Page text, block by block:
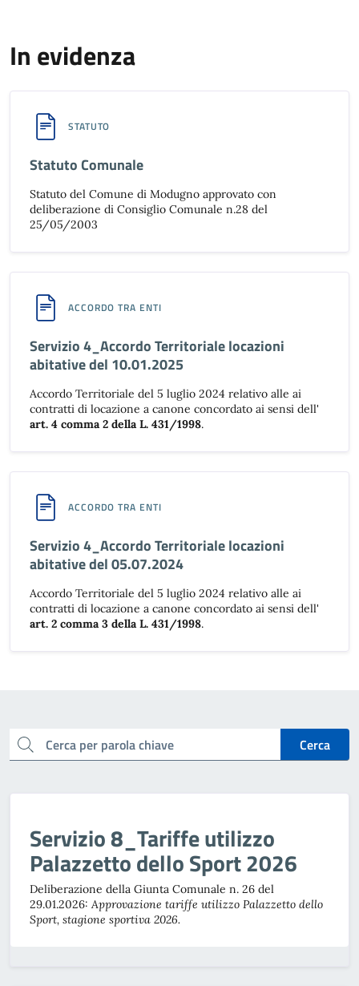
In evidenza
STATUTO
Statuto Comunale
Statuto del Comune di Modugno approvato con
deliberazione di Consiglio Comunale n.28 del
25/05/2003
ACCORDO TRA ENTI
Servizio 4_Accordo Territoriale locazioni
abitative del 10.01.2025
Accordo Territoriale del 5 luglio 2024 relativo alle ai
contratti di locazione a canone concordato ai sensi dell'
art. 4 comma 2 della L. 431/1998.
ACCORDO TRA ENTI
Servizio 4_Accordo Territoriale locazioni
abitative del 05.07.2024
Accordo Territoriale del 5 luglio 2024 relativo alle ai
contratti di locazione a canone concordato ai sensi dell'
art. 2 comma 3 della L. 431/1998.
cerca Cerca
Servizio 8_Tariffe utilizzo
Palazzetto dello Sport 2026
Deliberazione della Giunta Comunale n. 26 del
29.01.2026: Approvazione tariffe utilizzo Palazzetto dello
Sport, stagione sportiva 2026.